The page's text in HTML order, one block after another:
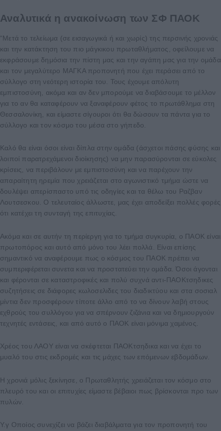
Αναλυτικά η ανακοίνωση των ΣΦ ΠΑΟΚ
“Μετά το τελείωμα (σε εισαγωγικά ή και χωρίς) της περσινής χρονιάς
και την κατάκτηση του πιο μάγκικου πρωταθλήματος, οφείλουμε να
εκφράσουμε δημόσια την πίστη μας και την αγάπη μας για την ομάδα
και τον μεγαλύτερο ΜΑΓΚΑ προπονητή που έχει περάσει από το
σύλλογο στη νεότερη ιστορία του. Τους έχουμε απόλυτη
εμπιστοσύνη, ακόμα και αν δεν μπορούμε να διαβάσουμε το μέλλον
για το αν θα καταφέρουν να ξαναφέρουν φέτος το πρωτάθλημα στη
Θεσσαλονίκη, και είμαστε σίγουροι ότι θα δώσουν τα πάντα για το
σύλλογο και τον κόσμο του μέσα στο γήπεδο.
Καλό θα είναι όσοι είναι δίπλα στην ομάδα (άσχετοι πάσης φύσης και
λοιποί παρατρεχάμενοι διοίκησης) να μην παρασύρονται σε εύκολες
κρίσεις, να περιβάλουν με εμπιστοσύνη και να παρέχουν την
απαραίτητη ηρεμία που χρειάζεται στο αγωνιστικό τμήμα ώστε να
δουλέψει απερίσπαστο υπό τις οδηγίες και τα θέλω του Ραζβαν
Λουτσεσκου. Ο τελευταίος άλλωστε, μας έχει αποδείξει πολλές φορές
ότι κατέχει τη συνταγή της επιτυχίας.
Ακόμα και σε αυτήν τη περίεργη για το τμήμα συγκυρία, ο ΠΑΟΚ είναι
πρωτοπόρος και αυτό από μόνο του λέει πολλά. Είναι επίσης
σημαντικό να αναφέρουμε πως ο κόσμος του ΠΑΟΚ πρέπει να
συμπεριφέρεται συνετα και να προστατεύει την ομάδα. Όσοι άγονται
και φέρονται σε καταστροφικές και πολύ συχνά αντι-ΠΑΟΚτσηδικες
συζητήσεις σε διάφορες κωλοσελιδες του διαδικτύου και στα σοσιαλ
μίντια δεν προσφέρουν τίποτε άλλο από το να δίνουν λαβή στους
εχθρούς του συλλόγου για να σπέρνουν ζιζάνια και να δημιουργούν
τεχνητές εντάσεις, και από αυτό ο ΠΑΟΚ είναι μόνιμα χαμένος.
Χρέος του ΛΑΟΥ είναι να σκέφτεται ΠΑΟΚτσηδικα και να έχει το
μυαλό του στις εκδρομές και τις μάχες των επόμενων εβδομάδων.
Η χρονιά μόλις ξεκίνησε, ο Πρωταθλητής χρειάζεται τον κόσμο στο
πλευρό του και οι επιτυχίες είμαστε βέβαιοι πως βρίσκονται προ των
πυλών.
Υ.γ Οποίος συνεχίζει να βάζει διαβάλματα για τον προπονητή του